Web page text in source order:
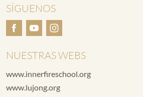
SÍGUENOS
NUESTRAS WEBS
www.innerfireschool.org
www.lujong.org